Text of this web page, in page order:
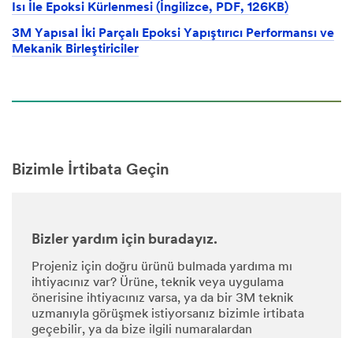
Isı İle Epoksi Kürlenmesi (İngilizce, PDF, 126KB)
3M Yapısal İki Parçalı Epoksi Yapıştırıcı Performansı ve
Mekanik Birleştiriciler
Bizimle İrtibata Geçin
Bizler yardım için buradayız.
Projeniz için doğru ürünü bulmada yardıma mı
ihtiyacınız var? Ürüne, teknik veya uygulama
önerisine ihtiyacınız varsa, ya da bir 3M teknik
uzmanıyla görüşmek istiyorsanız bizimle irtibata
geçebilir, ya da bize ilgili numaralardan